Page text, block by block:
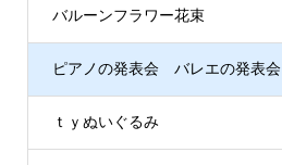
バルーンフラワー花束
ピアノの発表会 バレエの発表会
ｔｙぬいぐるみ